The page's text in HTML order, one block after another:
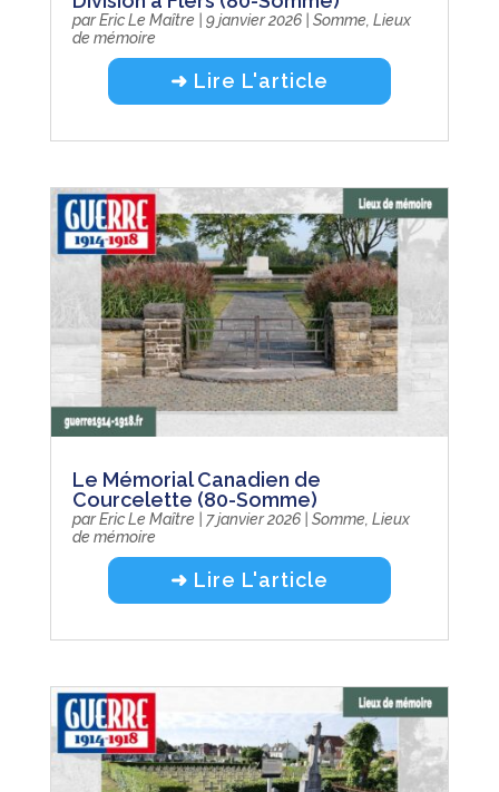
parEric Le Maître 9 janvier 2026| Somme Lieux
de mémoire
➜ Lire L'article
Le Mémorial Canadien de
Courcelette (80-Somme)
parEric Le Maître 7 janvier 2026| Somme Lieux
de mémoire
➜ Lire L'article